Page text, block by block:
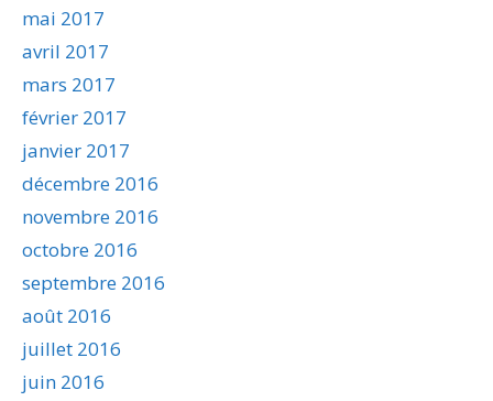
mai 2017
avril 2017
mars 2017
février 2017
janvier 2017
décembre 2016
novembre 2016
octobre 2016
septembre 2016
août 2016
juillet 2016
juin 2016